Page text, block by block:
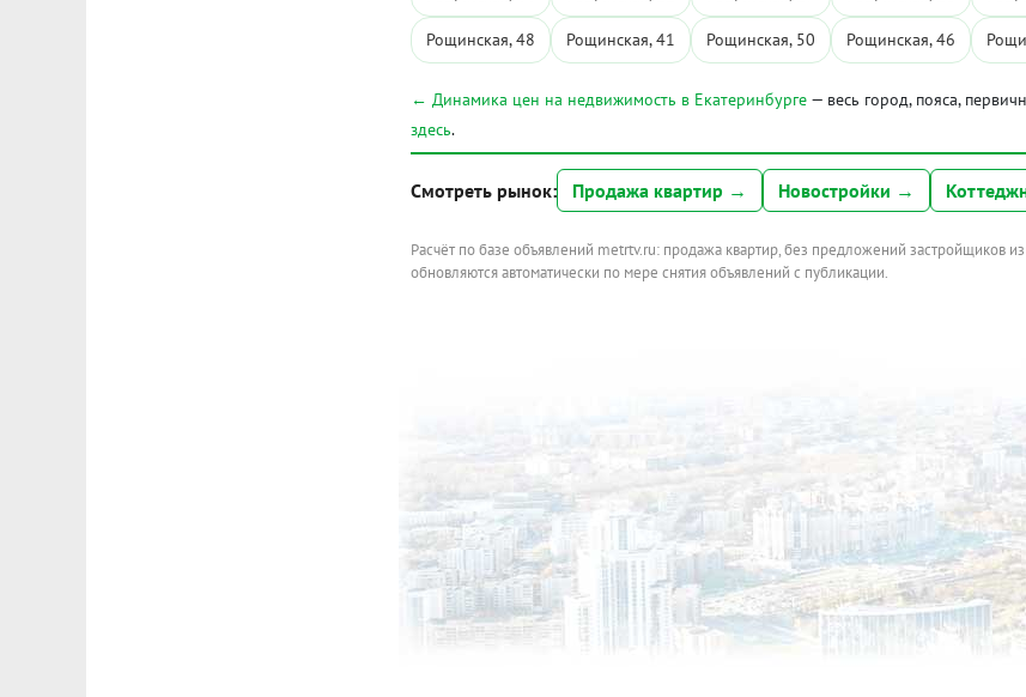
Рощинская, 48 Рощинская, 41 Рощинская, 50 Рощинская, 46
← Динамика цен на недвижимость в Екатеринбурге — весь город, пояса,
здесь.
Смотреть рынок: Продажа квартир → Новостройки →
Расчёт по базе объявлений metrtv.ru: продажа квартир, без предложений
обновляются автоматически по мере снятия объявлений с публикации.